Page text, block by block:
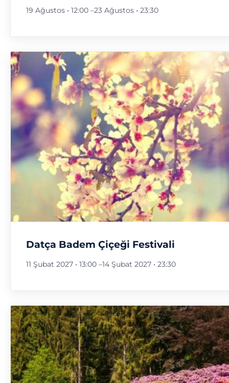
19 Ağustos • 12:00 –23 Ağustos • 23:30
Datça Badem Çiçeği Festivali
11 Şubat 2027 • 13:00 –14 Şubat 2027 • 23:30